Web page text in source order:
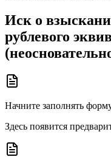
Иск о
рублевого
Начните заполнять
Здесь появится